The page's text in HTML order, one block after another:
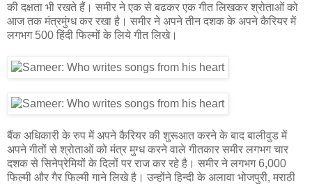
की दक्षता भी रखते हैं। समीर ने एक से बढकर एक गीत लिखकर श्रोताओं को
आज तक मंत्रमुंग्ध कर रखा है। समीर ने अपने तीन दशक के अपने कैरियर में
लगभग 500 हिंदी फिल्मों के लिये गीत लिखे।
बैंक अधिकारी के रुप में अपने कैरियर की शुरूआत करने के बाद बालीवुड में
अपने गीतों से श्रोताओं को मंत्र मुग्ध करने वाले गीतकार समीर लगभग चार
दशक से सिनेप्रेमियों के दिलों पर राज कर रहे है। समीर ने लगभग 6,000
फिल्मी और गैर फिल्मी गाने लिखे है। उन्होंने हिन्दी के अलावा भोजपुरी, मराठी